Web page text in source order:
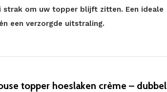
om uw topper blijft zitten. Een ideale
een verzorgde uitstraling.
topper hoeslaken crème – dubbel